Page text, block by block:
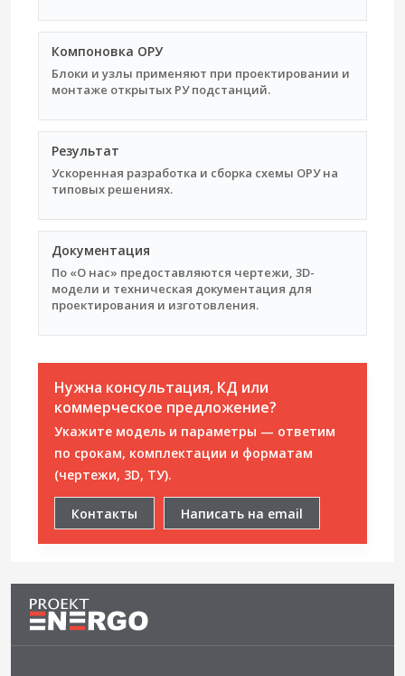
Компоновка ОРУ
Блоки и узлы применяют при проектировании и
монтаже открытых РУ подстанций.
Результат
Ускоренная разработка и сборка схемы ОРУ на
типовых решениях.
Документация
По «О нас» предоставляются чертежи, 3D-
модели и техническая документация для
проектирования и изготовления.
Нужна консультация, КД или
коммерческое предложение?
Укажите модель и параметры — ответим
по срокам, комплектации и форматам
(чертежи, 3D, ТУ).
Контакты Написать на email